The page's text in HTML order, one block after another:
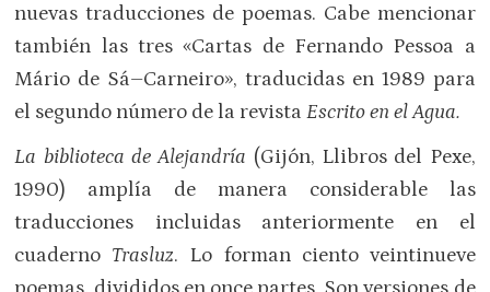
nuevas traducciones de poemas. Cabe mencionar
también las tres «Cartas de Fernando Pessoa a
Mário de Sá–Carneiro», traducidas en 1989 para
el segundo número de la revistaEscrito en el Agua.
La biblioteca de Alejandría (Gijón, Llibros del Pexe,
1990) amplía de manera considerable las
traducciones incluidas anteriormente en el
cuaderno Trasluz. Lo forman ciento veintinueve